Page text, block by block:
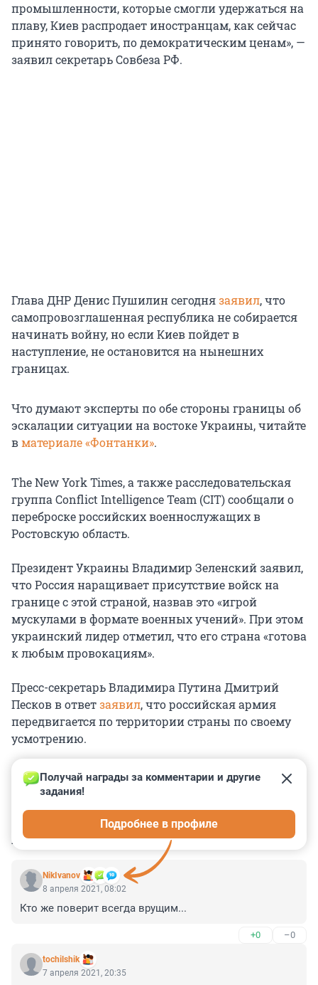
промышленности, которые смогли удержаться на
плаву, Киев распродает иностранцам, как сейчас
принято говорить, по демократическим ценам», —
заявил секретарь Совбеза РФ.
Глава ДНР Денис Пушилин сегоднязаявил, что
самопровозглашенная республика не собирается
начинать войну, но если Киев пойдет в
наступление, не остановится на нынешних
границах.
Что думают эксперты по обе стороны границы об
эскалации ситуации на востоке Украины, читайте
вматериале «Фонтанки».
The New York Times, а также расследовательская
группа Conflict Intelligence Team (CIT) сообщали о
переброске российских военнослужащих в
Ростовскую область.
Президент Украины Владимир Зеленский заявил,
что Россия наращивает присутствие войск на
границе с этой страной, назвав это «игрой
мускулами в формате военных учений». При этом
украинский лидер отметил, что его страна «готова
к любым провокациям».
Пресс-секретарь Владимира Путина Дмитрий
Песков в ответзаявил, что российская армия
передвигается по территории страны по своему
усмотрению.
КОММЕНТАРИИ 6
NikIvanov
Получай награды за комментарии и другие
задания!
Подробнее в профиле
8 апреля 2021, 08:02
Кто же поверит всегда врущим...
+0 –0
tochilshik
7 апреля 2021, 20:35